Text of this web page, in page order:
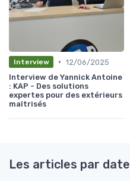
Interview • 12/06/2025
Interview de Yannick Antoine
: KAP - Des solutions
expertes pour des extérieurs
maîtrisés
Les articles par date